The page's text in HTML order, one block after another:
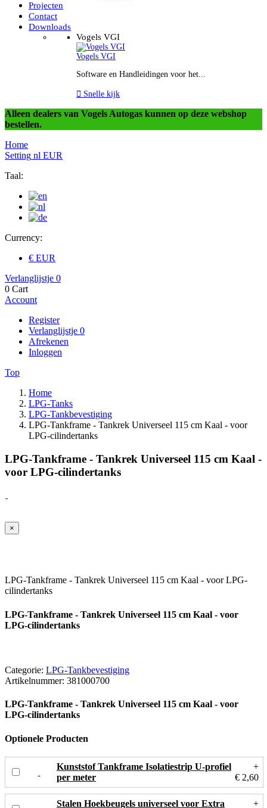
Projecten
Contact
Downloads
Vogels VGI
Vogels VGI
Software en Handleidingen voor het...
 Snelle kijk
Alleen dealers van Vogels Autogas kunnen op deze webshop
bestellen.
Home
Setting nl EUR
Taal:
Currency:
€ EUR
Verlanglijstje 0
0 Cart
Account
Register
Verlanglijstje 0
Afrekenen
Inloggen
Top
Home
LPG-Tanks
LPG-Tankbevestiging
LPG-Tankframe - Tankrek Universeel 115 cm Kaal - voor
LPG-cilindertanks
LPG-Tankframe - Tankrek Universeel 115 cm Kaal -
voor LPG-cilindertanks
×
LPG-Tankframe - Tankrek Universeel 115 cm Kaal - voor LPG-
cilindertanks
LPG-Tankframe - Tankrek Universeel 115 cm Kaal - voor
LPG-cilindertanks
Categorie: LPG-Tankbevestiging
Artikelnummer: 381000700
LPG-Tankframe - Tankrek Universeel 115 cm Kaal - voor
LPG-cilindertanks
Optionele Producten
Kunststof Tankframe Isolatiestrip U-profiel
per meter
+
€ 2,60
Stalen Hoekbeugels universeel voor Extra +